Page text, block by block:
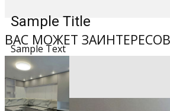
Sample Title
Sample Text
ВАС МОЖЕТ